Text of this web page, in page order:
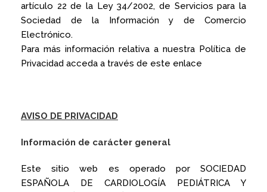
artículo 22 de la Ley 34/2002, de Servicios para la
Sociedad de la Información y de Comercio
Electrónico.
Para más información relativa a nuestra Política de
Privacidad acceda a través de este enlace
AVISO DE PRIVACIDAD
Información de carácter general
Este sitio web es operado por SOCIEDAD
ESPAÑOLA DE CARDIOLOGÍA PEDIÁTRICA Y